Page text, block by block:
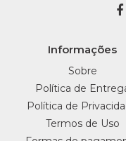
Informações
Sobre
Política de
Política de
Termos de Uso